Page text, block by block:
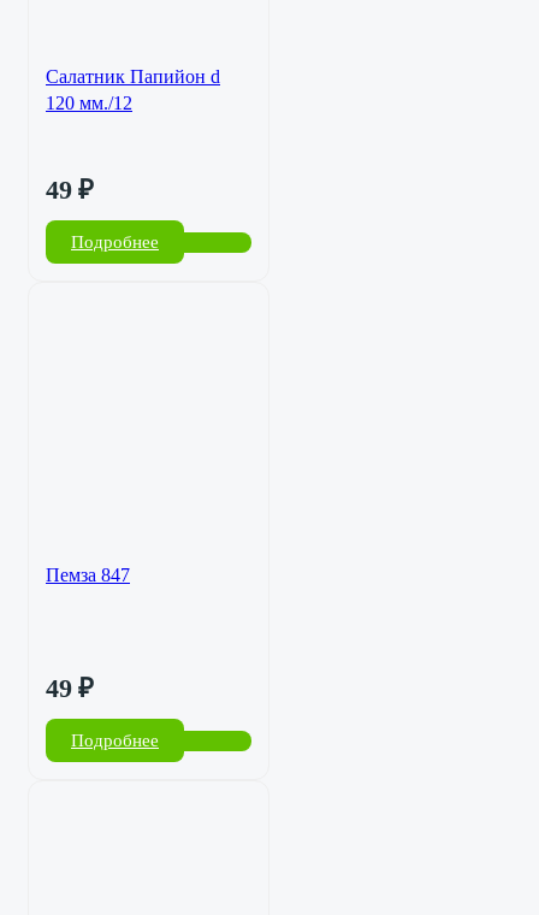
Салатник Папийон d
120 мм./12
49 ₽
Подробнее
Пемза 847
49 ₽
Подробнее